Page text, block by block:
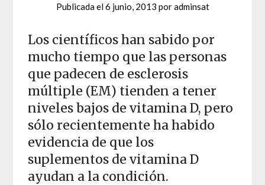
Publicada el6 junio, 2013 poradminsat
Los científicos han sabido por
mucho tiempo que las personas
que padecen de esclerosis
múltiple (EM) tienden a tener
niveles bajos de vitamina D, pero
sólo recientemente ha habido
evidencia de que los
suplementos de vitamina D
ayudan a la condición.